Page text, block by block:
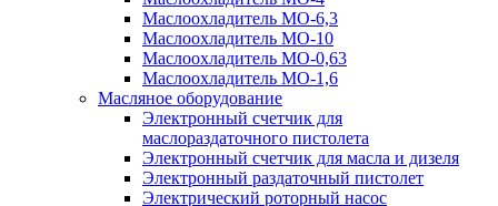
Маслоохладитель МО-6,3
Маслоохладитель МО-10
Маслоохладитель MO-0,63
Маслоохладитель MO-1,6
Масляное оборудование
Электронный счетчик для
маслораздаточного пистолета
Электронный счетчик для масла и дизеля
Электронный раздаточный пистолет
Электрический роторный насос